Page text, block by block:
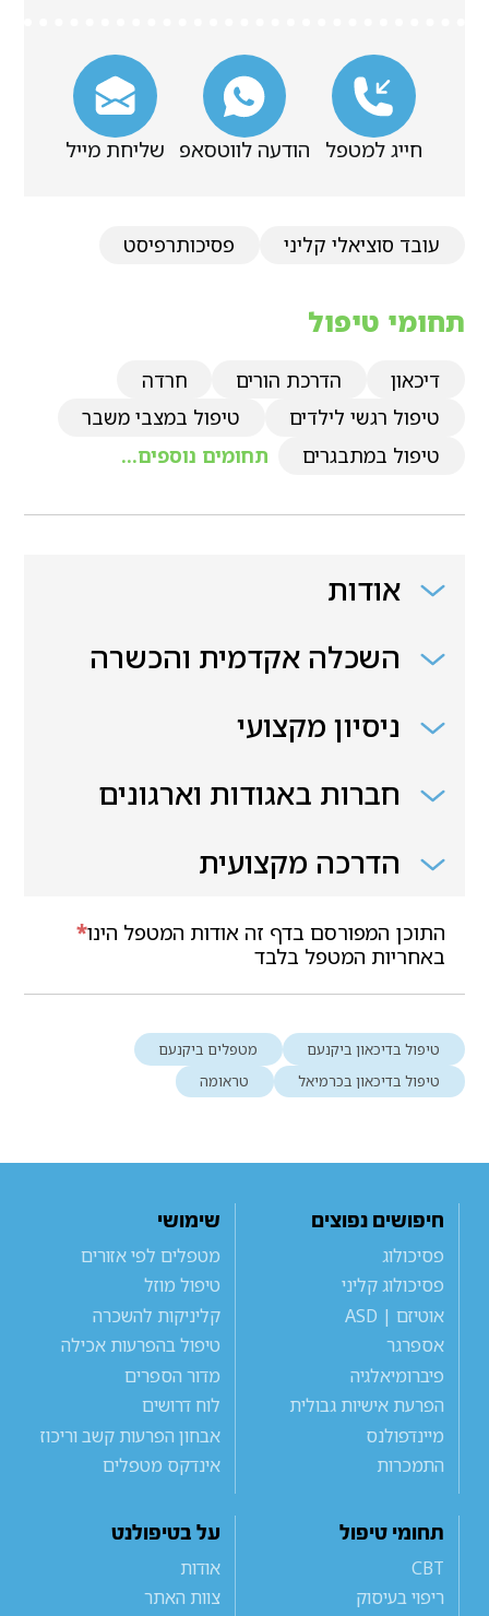
חייג למטפל הודעה לווטסאפ שליחת מייל
עובד סוציאלי קליני פסיכותרפיסט
תחומי טיפול
דיכאון הדרכת הורים
חרדה
טיפול רגשי לילדים
טיפול במצבי משבר
טיפול במתבגרים
תחומים נוספים...
אודות
השכלה אקדמית והכשרה
ניסיון מקצועי
חברות באגודות וארגונים
הדרכה מקצועית
*התוכן המפורסם בדף זה אודות המטפל הינו
באחריות המטפל בלבד
טיפול בדיכאון ביקנעם
מטפלים ביקנעם
טיפול בדיכאון בכרמיאל
טראומה
חיפושים נפוצים
פסיכולוג
פסיכולוג קליני
אוטיזם | ASD
אספרגר
פיברומיאלגיה
הפרעת אישיות גבולית
מיינדפולנס
התמכרות
שימושי
מטפלים לפי אזורים
טיפול מוזל
קליניקות להשכרה
טיפול בהפרעות אכילה
מדור הספרים
לוח דרושים
אבחון הפרעות קשב וריכוז
אינדקס מטפלים
תחומי טיפול
CBT
ריפוי בעיסוק
על בטיפולנט
אודות
צוות האתר